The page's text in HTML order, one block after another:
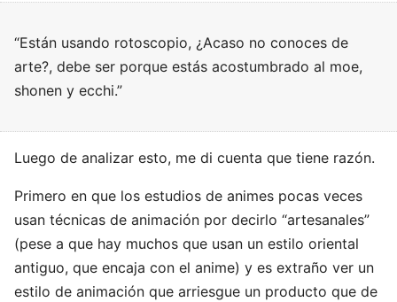
“Están usando rotoscopio, ¿Acaso no conoces de
arte?, debe ser porque estás acostumbrado al moe,
shonen y ecchi.”
Luego de analizar esto, me di cuenta que tiene razón.
Primero en que los estudios de animes pocas veces
usan técnicas de animación por decirlo “artesanales”
(pese a que hay muchos que usan un estilo oriental
antiguo, que encaja con el anime) y es extraño ver un
estilo de animación que arriesgue un producto que de